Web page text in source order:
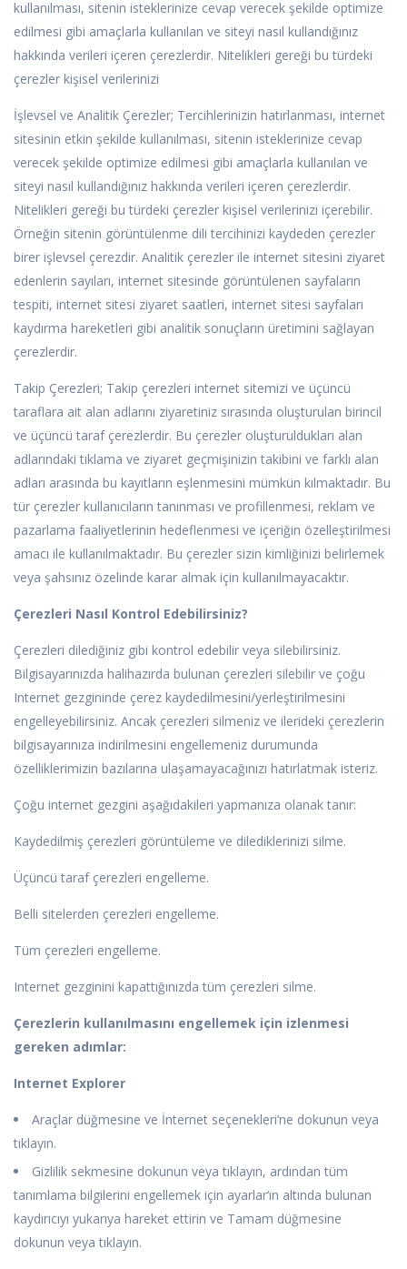
kullanılması, sitenin isteklerinize cevap verecek şekilde optimize
edilmesi gibi amaçlarla kullanılan ve siteyi nasıl kullandığınız
hakkında verileri içeren çerezlerdir. Nitelikleri gereği bu türdeki
çerezler kişisel verilerinizi
İşlevsel ve Analitik Çerezler; Tercihlerinizin hatırlanması, internet
sitesinin etkin şekilde kullanılması, sitenin isteklerinize cevap
verecek şekilde optimize edilmesi gibi amaçlarla kullanılan ve
siteyi nasıl kullandığınız hakkında verileri içeren çerezlerdir.
Nitelikleri gereği bu türdeki çerezler kişisel verilerinizi içerebilir.
Örneğin sitenin görüntülenme dili tercihinizi kaydeden çerezler
birer işlevsel çerezdir. Analitik çerezler ile internet sitesini ziyaret
edenlerin sayıları, internet sitesinde görüntülenen sayfaların
tespiti, internet sitesi ziyaret saatleri, internet sitesi sayfaları
kaydırma hareketleri gibi analitik sonuçların üretimini sağlayan
çerezlerdir.
Takip Çerezleri; Takip çerezleri internet sitemizi ve üçüncü
taraflara ait alan adlarını ziyaretiniz sırasında oluşturulan birincil
ve üçüncü taraf çerezlerdir. Bu çerezler oluşturuldukları alan
adlarındaki tıklama ve ziyaret geçmişinizin takibini ve farklı alan
adları arasında bu kayıtların eşlenmesini mümkün kılmaktadır. Bu
tür çerezler kullanıcıların tanınması ve profillenmesi, reklam ve
pazarlama faaliyetlerinin hedeflenmesi ve içeriğin özelleştirilmesi
amacı ile kullanılmaktadır. Bu çerezler sizin kimliğinizi belirlemek
veya şahsınız özelinde karar almak için kullanılmayacaktır.
Çerezleri Nasıl Kontrol Edebilirsiniz?
Çerezleri dilediğiniz gibi kontrol edebilir veya silebilirsiniz.
Bilgisayarınızda halihazırda bulunan çerezleri silebilir ve çoğu
Internet gezgininde çerez kaydedilmesini/yerleştirilmesini
engelleyebilirsiniz. Ancak çerezleri silmeniz ve ilerideki çerezlerin
bilgisayarınıza indirilmesini engellemeniz durumunda
özelliklerimizin bazılarına ulaşamayacağınızı hatırlatmak isteriz.
Çoğu internet gezgini aşağıdakileri yapmanıza olanak tanır:
Kaydedilmiş çerezleri görüntüleme ve dilediklerinizi silme.
Üçüncü taraf çerezleri engelleme.
Belli sitelerden çerezleri engelleme.
Tüm çerezleri engelleme.
Internet gezginini kapattığınızda tüm çerezleri silme.
Çerezlerin kullanılmasını engellemek için izlenmesi
gereken adımlar:
Internet Explorer
Araçlar düğmesine ve İnternet seçenekleri‘ne dokunun veya
tıklayın.
Gizlilik sekmesine dokunun veya tıklayın, ardından tüm
tanımlama bilgilerini engellemek için ayarlar‘ın altında bulunan
kaydırıcıyı yukarıya hareket ettirin ve Tamam düğmesine
dokunun veya tıklayın.